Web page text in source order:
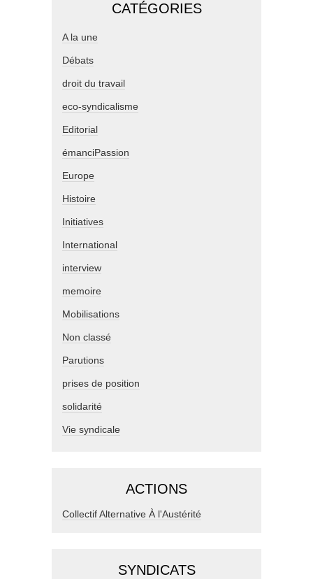
CATÉGORIES
A la une
Débats
droit du travail
eco-syndicalisme
Editorial
émanciPassion
Europe
Histoire
Initiatives
International
interview
memoire
Mobilisations
Non classé
Parutions
prises de position
solidarité
Vie syndicale
ACTIONS
Collectif Alternative À l'Austérité
SYNDICATS